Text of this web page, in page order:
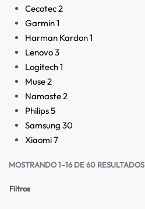
Cecotec2
Garmin1
Harman Kardon1
Lenovo3
Logitech1
Muse2
Namaste2
Philips5
Samsung 30
Xiaomi7
MOSTRANDO 1–16 DE 60 RESULTADOS
Filtros